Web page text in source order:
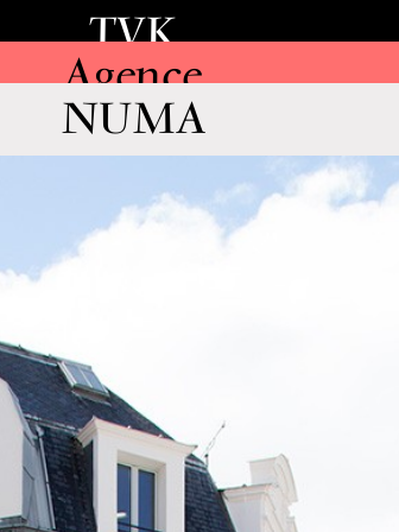
TVK
Agence
NUMA